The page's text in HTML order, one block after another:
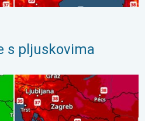
s pljuskovima
u petak. Negdje stižu i